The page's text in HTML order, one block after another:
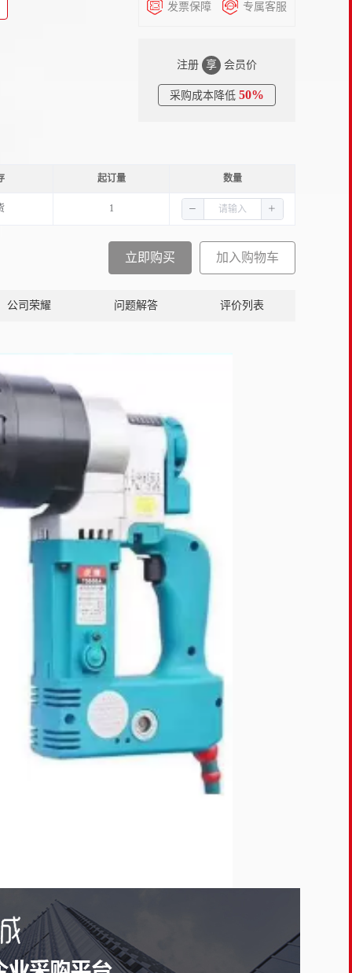
发票保障 专属客服
注册 享 会员价
采购成本降低 50%
起订量 数量
1
立即购买 加入购物车
公司荣耀 问题解答 评价列表